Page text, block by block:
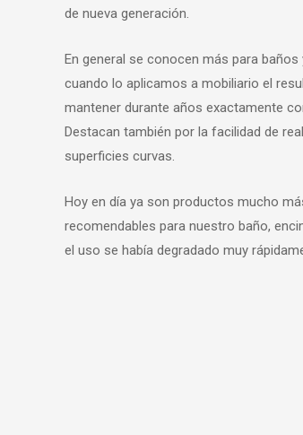
de nueva generación.
En general se conocen más para
cuando lo aplicamos a mobiliario el
mantener durante años exactamente
Destacan también por la facilidad de
superficies curvas.
Hoy en día ya son productos mucho
recomendables para nuestro baño,
el uso se había degradado muy